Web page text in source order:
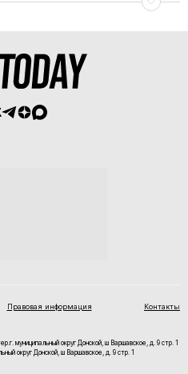
Правовая информация Контакты
муниципальный округ Донской, ш Варшавское, д. 9 стр. 1
округ Донской, ш Варшавское, д. 9 стр. 1